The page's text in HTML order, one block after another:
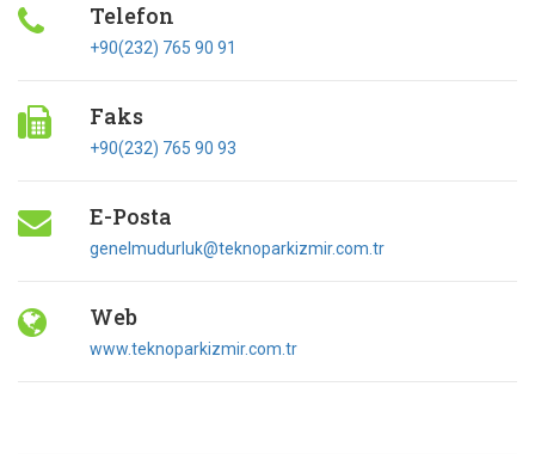
Telefon
+90(232) 765 90 91
Faks
+90(232) 765 90 93
E-Posta
genelmudurluk@teknoparkizmir.com.tr
Web
www.teknoparkizmir.com.tr